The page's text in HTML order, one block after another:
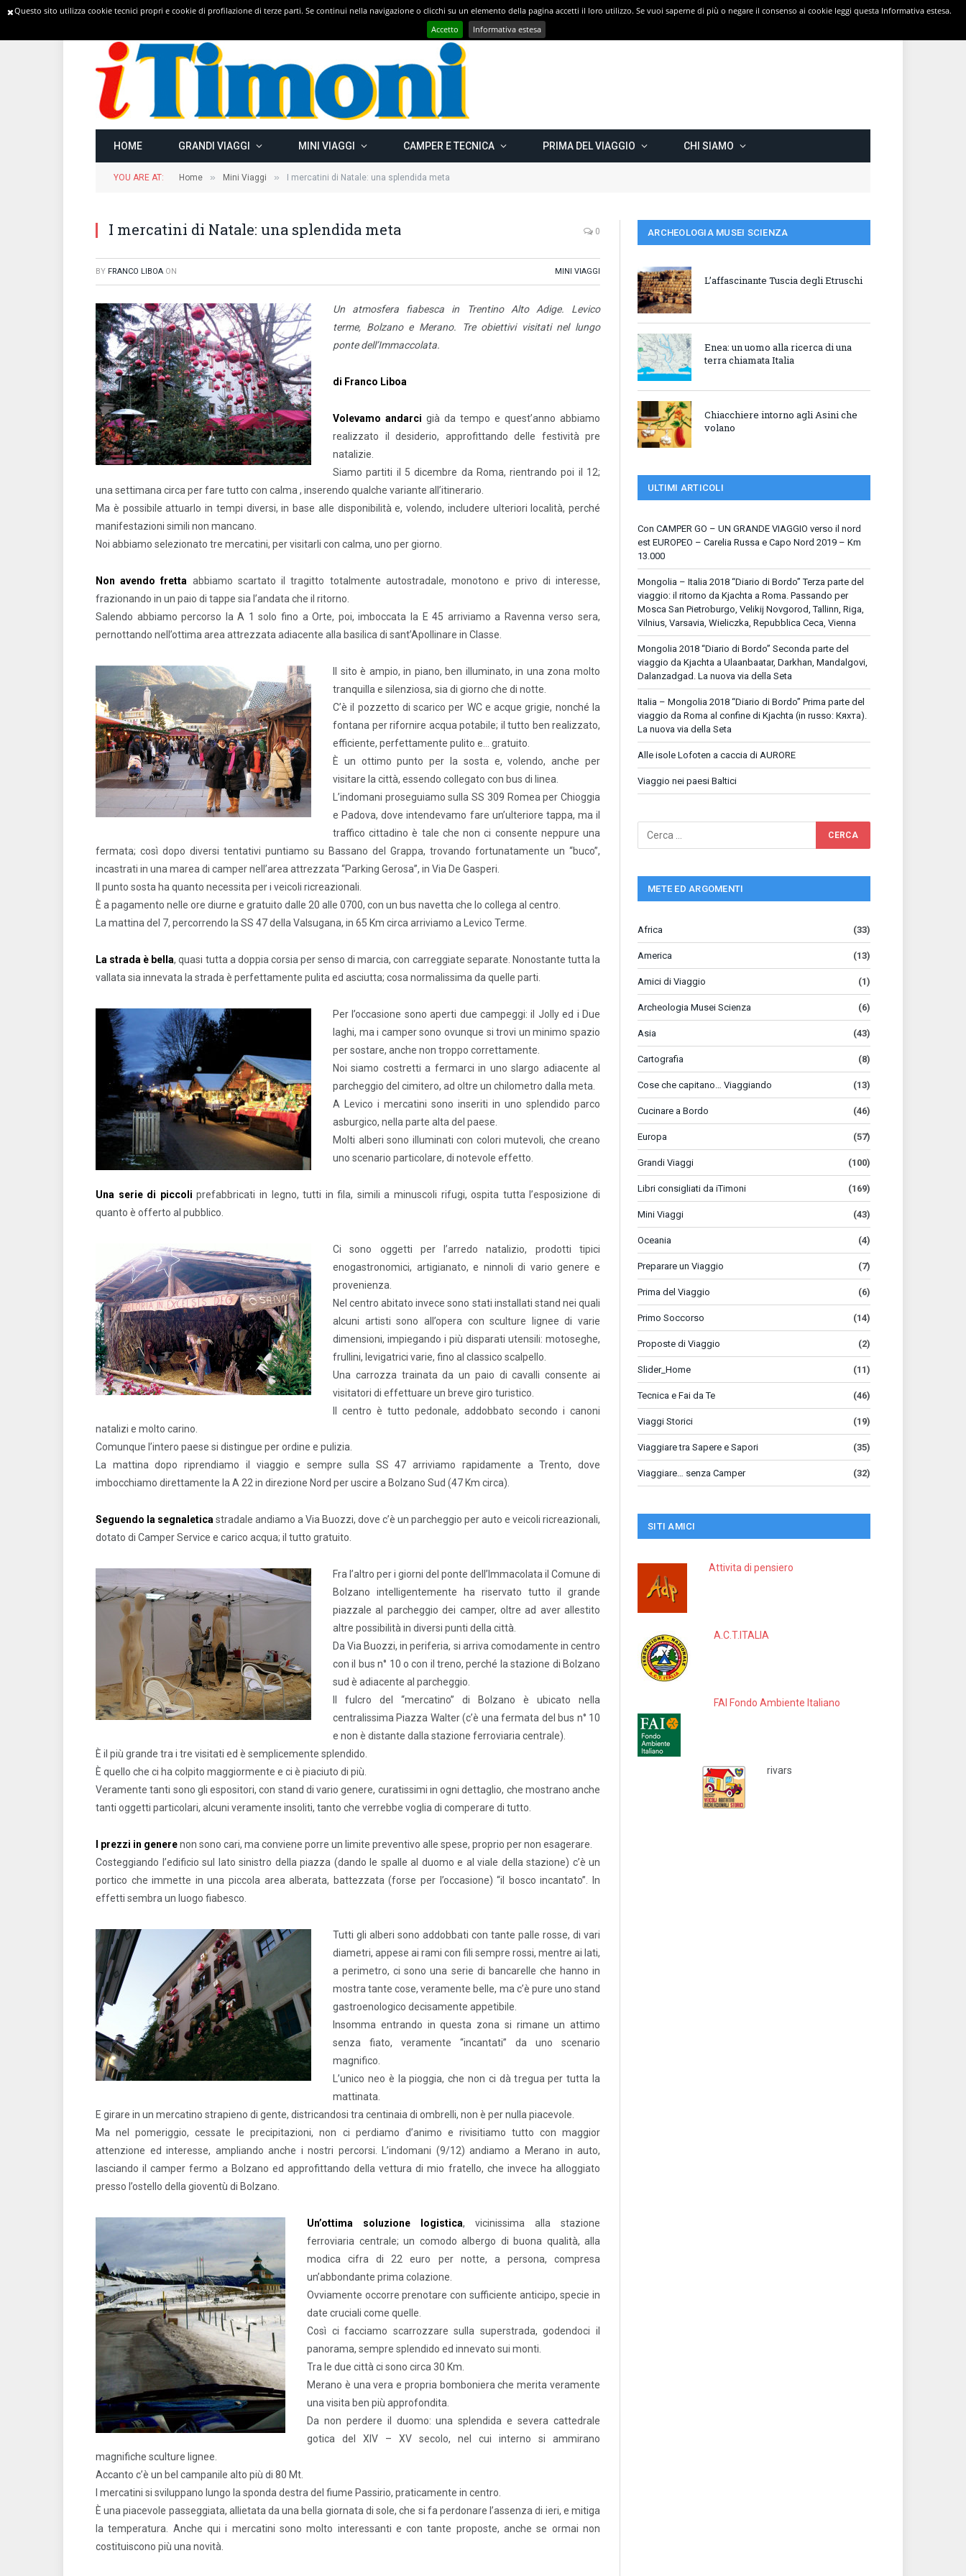
TRENDING Con CAMPER GO – UN GRANDE VIAGGIO verso il nord est EUROPEO – Carelia Russa e Capo Nord 2019 – Km 13.000
HOME GRANDI VIAGGI MINI VIAGGI CAMPER E TECNICA PRIMA DEL VIAGGIO CHI SIAMO
YOU ARE AT: Home » Mini Viaggi » I mercatini di Natale: una splendida meta
I mercatini di Natale: una splendida meta 0
BY FRANCO LIBOA ON MINI VIAGGI
Un atmosfera fiabesca in Trentino Alto Adige. Levico
terme, Bolzano e Merano. Tre obiettivi visitati nel lungo
ponte dell’Immaccolata.
di Franco Liboa
Volevamo andarci già da tempo e quest’anno abbiamo
realizzato il desiderio, approfittando delle festività pre
natalizie.
Siamo partiti il 5 dicembre da Roma, rientrando poi il 12;
una settimana circa per fare tutto con calma , inserendo qualche variante all’itinerario.
Ma è possibile attuarlo in tempi diversi, in base alle disponibilità e, volendo, includere ulteriori località, perché
manifestazioni simili non mancano.
Noi abbiamo selezionato tre mercatini, per visitarli con calma, uno per giorno.
Non avendo fretta abbiamo scartato il tragitto totalmente autostradale, monotono e privo di interesse,
frazionando in un paio di tappe sia l’andata che il ritorno.
Salendo abbiamo percorso la A 1 solo fino a Orte, poi, imboccata la E 45 arriviamo a Ravenna verso sera,
pernottando nell’ottima area attrezzata adiacente alla basilica di sant’Apollinare in Classe.
Il sito è ampio, in piano, ben illuminato, in una zona molto
tranquilla e silenziosa, sia di giorno che di notte.
C’è il pozzetto di scarico per WC e acque grigie, nonché la
fontana per rifornire acqua potabile; il tutto ben realizzato,
efficiente, perfettamente pulito e… gratuito.
È un ottimo punto per la sosta e, volendo, anche per
visitare la città, essendo collegato con bus di linea.
L’indomani proseguiamo sulla SS 309 Romea per Chioggia
e Padova, dove intendevamo fare un’ulteriore tappa, ma il
traffico cittadino è tale che non ci consente neppure una
fermata; così dopo diversi tentativi puntiamo su Bassano del Grappa, trovando fortunatamente un “buco”,
incastrati in una marea di camper nell’area attrezzata “Parking Gerosa”, in Via De Gasperi.
Il punto sosta ha quanto necessita per i veicoli ricreazionali.
È a pagamento nelle ore diurne e gratuito dalle 20 alle 0700, con un bus navetta che lo collega al centro.
La mattina del 7, percorrendo la SS 47 della Valsugana, in 65 Km circa arriviamo a Levico Terme.
La strada è bella, quasi tutta a doppia corsia per senso di marcia, con carreggiate separate. Nonostante tutta la
vallata sia innevata la strada è perfettamente pulita ed asciutta; cosa normalissima da quelle parti.
Per l’occasione sono aperti due campeggi: il Jolly ed i Due
laghi, ma i camper sono ovunque si trovi un minimo spazio
per sostare, anche non troppo correttamente.
Noi siamo costretti a fermarci in uno slargo adiacente al
parcheggio del cimitero, ad oltre un chilometro dalla meta.
A Levico i mercatini sono inseriti in uno splendido parco
asburgico, nella parte alta del paese.
Molti alberi sono illuminati con colori mutevoli, che creano
uno scenario particolare, di notevole effetto.
Una serie di piccoli prefabbricati in legno, tutti in fila, simili a minuscoli rifugi, ospita tutta l’esposizione di
quanto è offerto al pubblico.
Ci sono oggetti per l’arredo natalizio, prodotti tipici
enogastronomici, artigianato, e ninnoli di vario genere e
provenienza.
Nel centro abitato invece sono stati installati stand nei quali
alcuni artisti sono all’opera con sculture lignee di varie
dimensioni, impiegando i più disparati utensili: motoseghe,
frullini, levigatrici varie, fino al classico scalpello.
Una carrozza trainata da un paio di cavalli consente ai
visitatori di effettuare un breve giro turistico.
Il centro è tutto pedonale, addobbato secondo i canoni
natalizi e molto carino.
Comunque l’intero paese si distingue per ordine e pulizia.
La mattina dopo riprendiamo il viaggio e sempre sulla SS 47 arriviamo rapidamente a Trento, dove
imbocchiamo direttamente la A 22 in direzione Nord per uscire a Bolzano Sud (47 Km circa).
Seguendo la segnaletica stradale andiamo a Via Buozzi, dove c’è un parcheggio per auto e veicoli ricreazionali,
dotato di Camper Service e carico acqua; il tutto gratuito.
Fra l’altro per i giorni del ponte dell’Immacolata il Comune di
Bolzano intelligentemente ha riservato tutto il grande
piazzale al parcheggio dei camper, oltre ad aver allestito
altre possibilità in diversi punti della città.
Da Via Buozzi, in periferia, si arriva comodamente in centro
con il bus n° 10 o con il treno, perché la stazione di Bolzano
sud è adiacente al parcheggio.
Il fulcro del “mercatino” di Bolzano è ubicato nella
centralissima Piazza Walter (c’è una fermata del bus n° 10
e non è distante dalla stazione ferroviaria centrale).
È il più grande tra i tre visitati ed è semplicemente splendido.
È quello che ci ha colpito maggiormente e ci è piaciuto di più.
Veramente tanti sono gli espositori, con stand di vario genere, curatissimi in ogni dettaglio, che mostrano anche
tanti oggetti particolari, alcuni veramente insoliti, tanto che verrebbe voglia di comperare di tutto.
I prezzi in generenon sono cari, ma conviene porre un limite preventivo alle spese, proprio per non esagerare.
Costeggiando l’edificio sul lato sinistro della piazza (dando le spalle al duomo e al viale della stazione) c’è un
portico che immette in una piccola area alberata, battezzata (forse per l’occasione) “il bosco incantato”. In
effetti sembra un luogo fiabesco.
Tutti gli alberi sono addobbati con tante palle rosse, di vari
diametri, appese ai rami con fili sempre rossi, mentre ai lati,
a perimetro, ci sono una serie di bancarelle che hanno in
mostra tante cose, veramente belle, ma c’è pure uno stand
gastroenologico decisamente appetibile.
Insomma entrando in questa zona si rimane un attimo
senza fiato, veramente “incantati” da uno scenario
magnifico.
L’unico neo è la pioggia, che non ci dà tregua per tutta la
mattinata.
E girare in un mercatino strapieno di gente, districandosi tra centinaia di ombrelli, non è per nulla piacevole.
Ma nel pomeriggio, cessate le precipitazioni, non ci perdiamo d’animo e rivisitiamo tutto con maggior
attenzione ed interesse, ampliando anche i nostri percorsi. L’indomani (9/12) andiamo a Merano in auto,
lasciando il camper fermo a Bolzano ed approfittando della vettura di mio fratello, che invece ha alloggiato
presso l’ostello della gioventù di Bolzano.
Un’ottima soluzione logistica, vicinissima alla stazione
ferroviaria centrale; un comodo albergo di buona qualità, alla
modica cifra di 22 euro per notte, a persona, compresa
un’abbondante prima colazione.
Ovviamente occorre prenotare con sufficiente anticipo, specie in
date cruciali come quelle.
Così ci facciamo scarrozzare sulla superstrada, godendoci il
panorama, sempre splendido ed innevato sui monti.
Tra le due città ci sono circa 30 Km.
Merano è una vera e propria bomboniera che merita veramente
una visita ben più approfondita.
Da non perdere il duomo: una splendida e severa cattedrale
gotica del XIV – XV secolo, nel cui interno si ammirano
magnifiche sculture lignee.
Accanto c’è un bel campanile alto più di 80 Mt.
I mercatini si sviluppano lungo la sponda destra del fiume Passirio, praticamente in centro.
È una piacevole passeggiata, allietata da una bella giornata di sole, che si fa perdonare l’assenza di ieri, e mitiga
la temperatura. Anche qui i mercatini sono molto interessanti e con tante proposte, anche se ormai non
costituiscono più una novità.
ARCHEOLOGIA MUSEI SCIENZA
L’affascinante Tuscia degli Etruschi
Enea: un uomo alla ricerca di una
terra chiamata Italia
Chiacchiere intorno agli Asini che
volano
ULTIMI ARTICOLI
Con CAMPER GO – UN GRANDE VIAGGIO verso il nord
est EUROPEO – Carelia Russa e Capo Nord 2019 – Km
13.000
Mongolia – Italia 2018 “Diario di Bordo” Terza parte del
viaggio: il ritorno da Kjachta a Roma. Passando per
Mosca San Pietroburgo, Velikij Novgorod, Tallinn, Riga,
Vilnius, Varsavia, Wieliczka, Repubblica Ceca, Vienna
Mongolia 2018 “Diario di Bordo” Seconda parte del
viaggio da Kjachta a Ulaanbaatar, Darkhan, Mandalgovi,
Dalanzadgad. La nuova via della Seta
Italia – Mongolia 2018 “Diario di Bordo” Prima parte del
viaggio da Roma al confine di Kjachta (in russo: Кяхта).
La nuova via della Seta
Alle isole Lofoten a caccia di AURORE
Viaggio nei paesi Baltici
METE ED ARGOMENTI
Africa (33)
America (13)
Amici di Viaggio (1)
Archeologia Musei Scienza (6)
Asia (43)
Cartografia (8)
Cose che capitano… Viaggiando (13)
Cucinare a Bordo (46)
Europa (57)
Grandi Viaggi (100)
Libri consigliati da iTimoni (169)
Mini Viaggi (43)
Oceania (4)
Preparare un Viaggio (7)
Prima del Viaggio (6)
Primo Soccorso (14)
Proposte di Viaggio (2)
Slider_Home (11)
Tecnica e Fai da Te (46)
Viaggi Storici (19)
Viaggiare tra Sapere e Sapori (35)
Viaggiare… senza Camper (32)
SITI AMICI
Attivita di pensiero
A.C.T.ITALIA
FAI Fondo Ambiente Italiano
rivars
Questo sito utilizza cookie tecnici propri e cookie di profilazione di terze parti. Se continui nella navigazione o clicchi su un elemento della pagina accetti il loro utilizzo. Se vuoi saperne di più o negare il consenso ai cookie leggi questa Informativa estesa.
Accetto
Informativa estesa